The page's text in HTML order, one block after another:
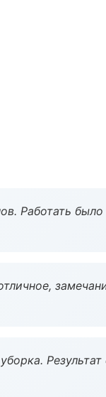
Работать
Результат